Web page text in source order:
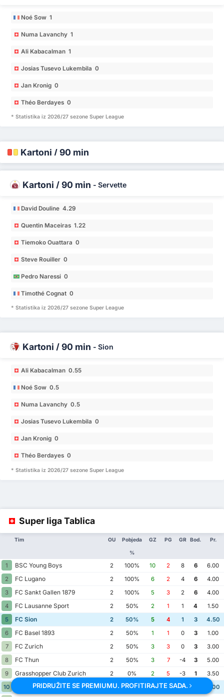
Noé Sow 1
Numa Lavanchy 1
Ali Kabacalman 1
Josias Tusevo Lukembila 0
Jan Kronig 0
Théo Berdayes 0
* Statistika iz 2026/27 sezone Super League
Kartoni / 90 min
Kartoni / 90 min - Servette
David Douline 4.29
Quentin Maceiras 1.22
Tiemoko Ouattara 0
Steve Rouiller 0
Pedro Naressi 0
Timothé Cognat 0
* Statistika iz 2026/27 sezone Super League
Kartoni / 90 min - Sion
Ali Kabacalman 0.55
Noé Sow 0.5
Numa Lavanchy 0.5
Josias Tusevo Lukembila 0
Jan Kronig 0
Théo Berdayes 0
* Statistika iz 2026/27 sezone Super League
Super liga Tablica
Tim OU Pobjeda
%
GZ PG GR Bod. Pr.
1 BSC Young Boys 2 100% 10 2 8 6
6.00
2
FC Lugano 2 100% 6 2 4 6
4.00
3
FC Sankt Gallen 1879 2 100% 5 3 2 6
4.00
4
FC Lausanne Sport 2 50% 2 1 1 4
1.50
5
FC Sion 2 50% 5 4 1 3
4.50
6
FC Basel 1893 2 50% 1 1 0 3
1.00
7
FC Zurich 2 50% 3 3 0 3
3.00
8
FC Thun 2 50% 3 7 -4 3
5.00
9
Grasshopper Club Zurich 2 0% 2 5 -3 1
3.50
10
Servette FC 2 0% 1 3 -2
2.00
PRIDRUŽITE SE PREMIUMU. PROFITIRAJTE SADA.